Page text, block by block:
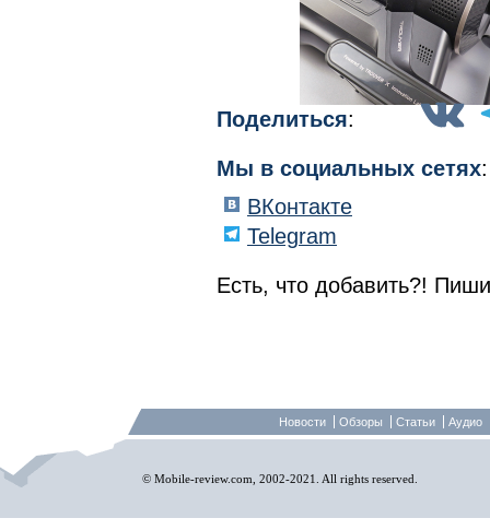
Поделиться:
Мы в социальных сетях:
ВКонтакте
Telegram
Есть, что добавить?!
Новости Обзоры Статьи Аудио
© Mobile-review.com, 2002-2021. All rights reserved.